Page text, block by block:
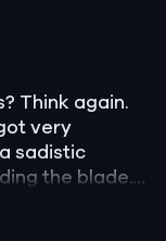
Think again.
very
sadistic
the blade.
a pawn in a
stakes are life